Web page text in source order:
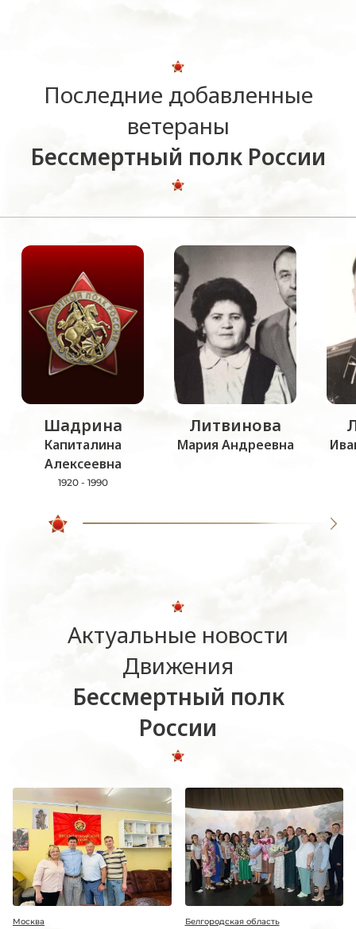
Последние добавленные
ветераны
Бессмертный полк России
Шадрина
Капиталина
Алексеевна
1920 - 1990
Литвинова
Мария Андреевна
Актуальные новости
Движения
Бессмертный полк
России
Москва Белгородская область